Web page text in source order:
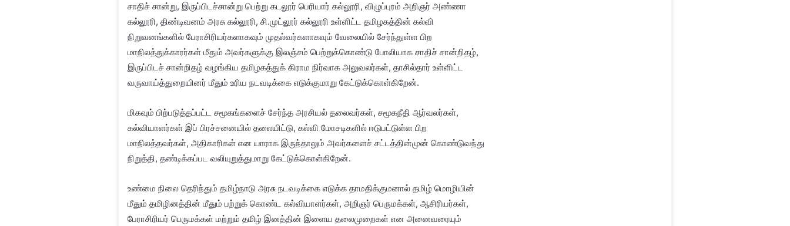
சாதிச் சான்று, இருப்பிடச்சான்று பெற்று கடலூர் பெரியார் கல்லூரி, விழுப்புரம் அறிஞர் அண்ணா
கல்லூரி, திண்டிவனம் அரசு கல்லூரி, சி.முட்லூர் கல்லூரி உள்ளிட்ட தமிழகத்தின் கல்வி
நிறுவனங்களில் பேராசிரியர்களாகவும் முதல்வர்களாகவும் வேலையில் சேர்ந்துள்ள பிற
மாநிலத்துக்காரர்கள் மீதும் அவர்களுக்கு இலஞ்சம் பெற்றுக்கொண்டு போலியாக சாதிச் சான்றிதழ்,
இருப்பிடச் சான்றிதழ் வழங்கிய தமிழகத்துக் கிராம நிர்வாக அலுவலர்கள், தாசில்தார் உள்ளிட்ட
வருவாய்த்துறையினர் மீதும் உரிய நடவடிக்கை எடுக்குமாறு கேட்டுக்கொள்கிறேன்.
மிகவும் பிற்படுத்தப்பட்ட சமூகங்களைச் சேர்ந்த அரசியல் தலைவர்கள், சமூகநீதி ஆர்வலர்கள்,
கல்வியாளர்கள் இப் பிரச்சனையில் தலையிட்டு, கல்வி மோசடிகளில் ஈடுபட்டுள்ள பிற
மாநிலத்தவர்கள், அதிகாரிகள் என யாராக இருந்தாலும் அவர்களைச் சட்டத்தின்முன் கொண்டுவந்து
நிறுத்தி, தண்டிக்கப்பட வலியுறுத்துமாறு கேட்டுக்கொள்கிறேன்.
உண்மை நிலை தெரிந்தும் தமிழ்நாடு அரசு நடவடிக்கை எடுக்க தாமதிக்குமனால் தமிழ் மொழியின்
மீதும் தமிழினத்தின் மீதும் பற்றுக் கொண்ட கல்வியாளர்கள், அறிஞர் பெருமக்கள், ஆசிரியர்கள்,
பேராசிரியர் பெருமக்கள் மற்றும் தமிழ் இனத்தின் இளைய தலைமுறைகள் என அனைவரையும்